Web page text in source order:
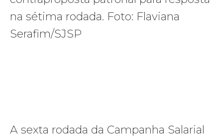
A sexta rodada da Campanha Salarial